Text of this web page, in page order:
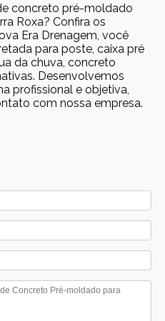
concreto pré-moldado
Roxa? Confira os
Era Drenagem, você
para poste, caixa pré
da chuva, concreto
Desenvolvemos
profissional e objetiva,
com nossa empresa.